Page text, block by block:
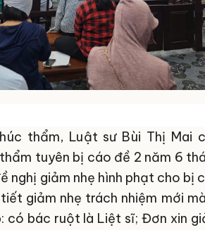
thẩm, Luật sư Bùi Thị Mai
tuyên bị cáo đề 2 năm 6
nghị giảm nhẹ hình phạt cho bị
giảm nhẹ trách nhiệm mới
có bác ruột là Liệt sĩ; Đơn xin